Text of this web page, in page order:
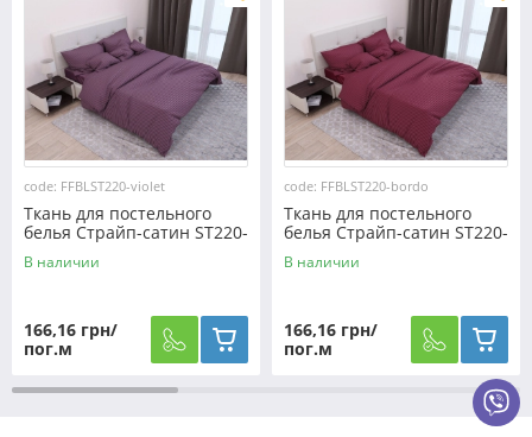
code: FFBLST220-violet
Ткань для постельного
белья Страйп-сатин ST220-
violet (60м)
В наличии
166,16 грн/
пог.м
code: FFBLST220-bordo
Ткань для постельного
белья Страйп-сатин ST220-
bordo (60м)
В наличии
166,16 грн/
пог.м